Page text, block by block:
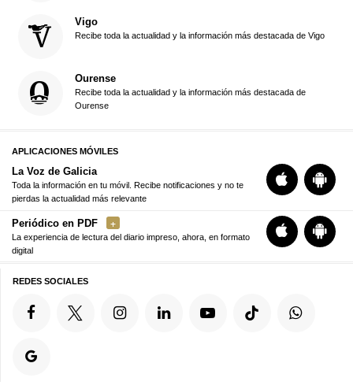
Vigo
Recibe toda la actualidad y la información más destacada de Vigo
Ourense
Recibe toda la actualidad y la información más destacada de
Ourense
APLICACIONES MÓVILES
La Voz de Galicia
Toda la información en tu móvil. Recibe notificaciones y no te
pierdas la actualidad más relevante
Periódico en PDF
La experiencia de lectura del diario impreso, ahora, en formato
digital
REDES SOCIALES